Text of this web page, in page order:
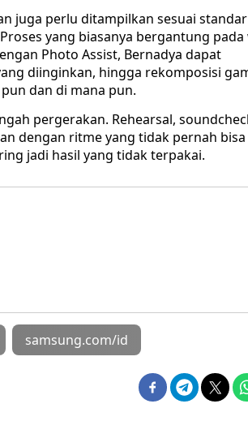
juga perlu ditampilkan sesuai standar
yang biasanya bergantung
Photo Assist, Bernadya dapat
diinginkan, hingga rekomposisi
dan di mana pun.
pergerakan. Rehearsal,
dengan ritme yang tidak pernah bisa
jadi hasil yang tidak terpakai.
samsung.com/id